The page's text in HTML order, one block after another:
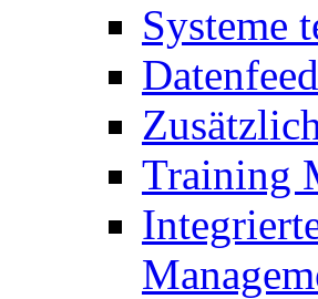
Systeme
Training